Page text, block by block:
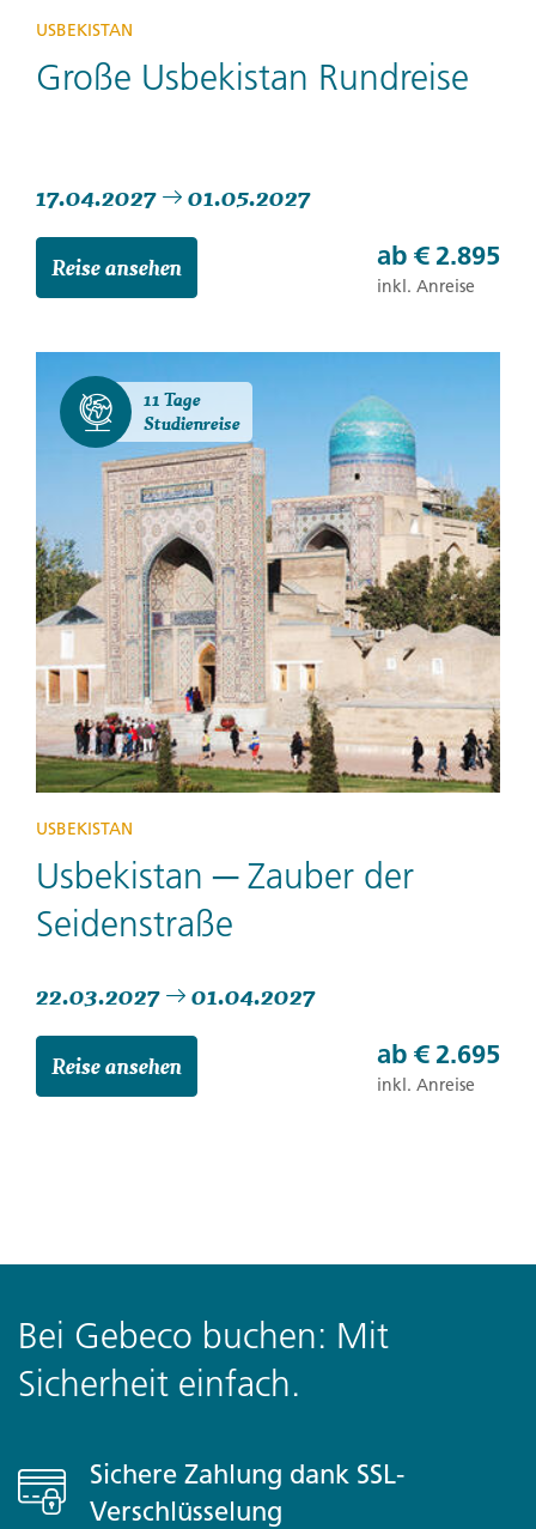
USBEKISTAN
Große Usbekistan Rundreise
17.04.2027 01.05.2027
Reise ansehen ab € 2.895
inkl. Anreise
11 Tage
Studienreise
USBEKISTAN
Usbekistan ─ Zauber der
Seidenstraße
22.03.2027 01.04.2027
Reise ansehen ab € 2.695
inkl. Anreise
Bei Gebeco buchen: Mit
Sicherheit einfach.
Sichere Zahlung dank SSL-
Verschlüsselung